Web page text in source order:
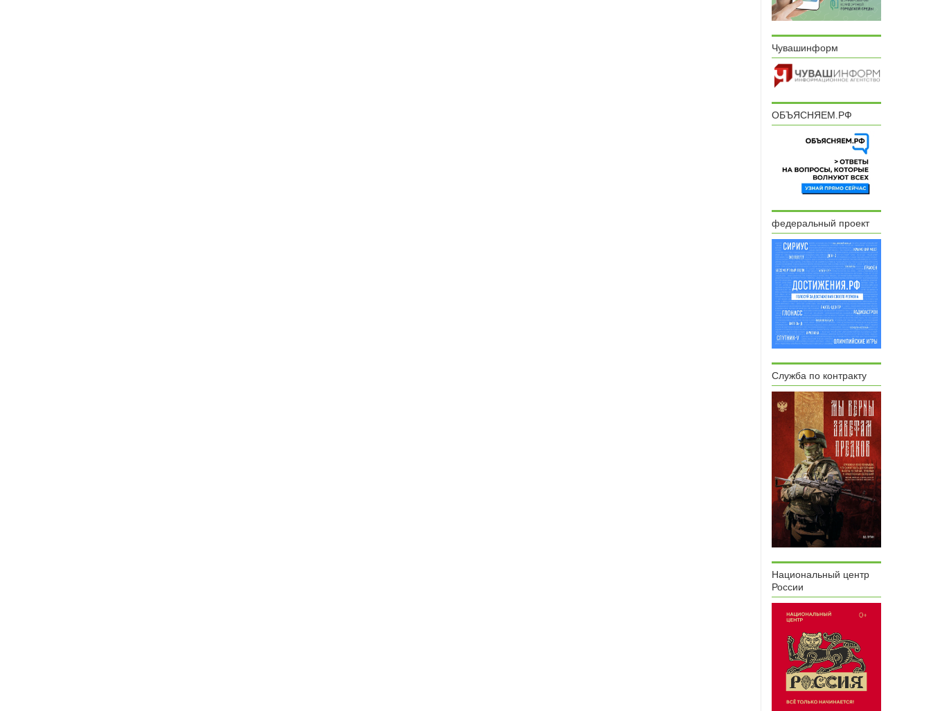
Чувашинформ
ОБЪЯСНЯЕМ.РФ
федеральный проект
Служба по контракту
Национальный центр
России